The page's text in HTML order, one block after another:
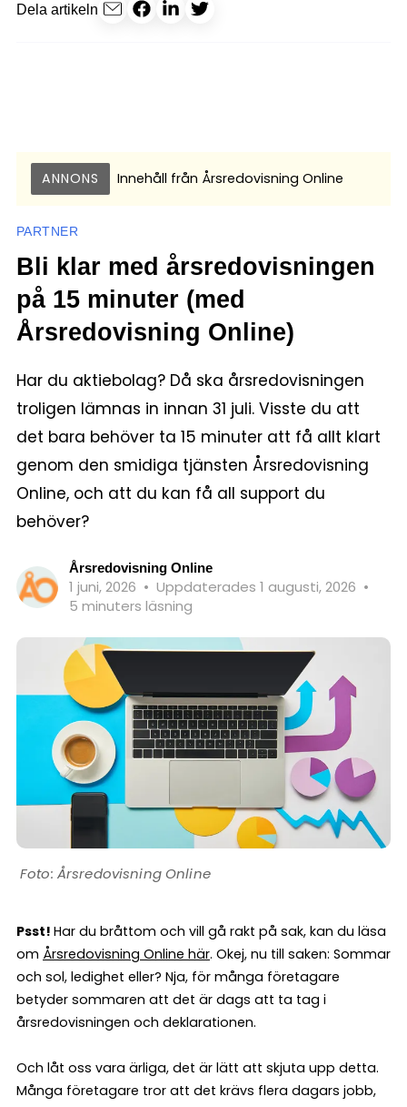
Dela artikeln
ANNONS Innehåll från Årsredovisning Online
PARTNER
Bli klar med årsredovisningen
på 15 minuter (med
Årsredovisning Online)
Har du aktiebolag? Då ska årsredovisningen
troligen lämnas in innan 31 juli. Visste du att
det bara behöver ta 15 minuter att få allt klart
genom den smidiga tjänsten Årsredovisning
Online, och att du kan få all support du
behöver?
Årsredovisning Online
1 juni, 2026 • Uppdaterades 1 augusti, 2026 •
5 minuters läsning
Årsredovisning Online
Psst! Har du bråttom och vill gå rakt på sak, kan du läsa
om Årsredovisning Online här. Okej, nu till saken: Sommar
och sol, ledighet eller? Nja, för många företagare
betyder sommaren att det är dags att ta tag i
årsredovisningen och deklarationen.
Och låt oss vara ärliga, det är lätt att skjuta upp detta.
Många företagare tror att det krävs flera dagars jobb,